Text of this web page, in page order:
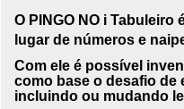
O PINGO NO i Tabuleiro
lugar de números e
Com ele é possível
como base o desafio de
incluindo ou mudando